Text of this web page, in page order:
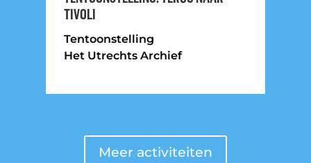
TIVOLI
Tentoonstelling
Het Utrechts Archief
Meer activiteiten